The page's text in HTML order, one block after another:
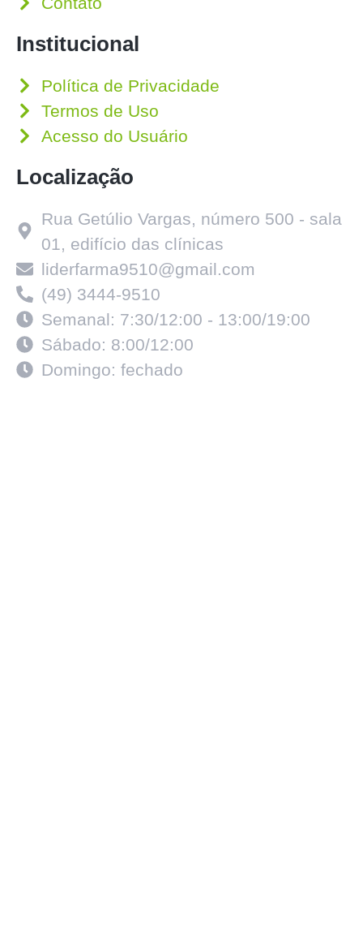
Institucional
Política de Privacidade
Termos de Uso
Acesso do Usuário
Localização
Rua Getúlio Vargas, número 500 - sala
01, edifício das clínicas
liderfarma9510@gmail.com
(49) 3444-9510
Semanal: 7:30/12:00 - 13:00/19:00
Sábado: 8:00/12:00
Domingo: fechado